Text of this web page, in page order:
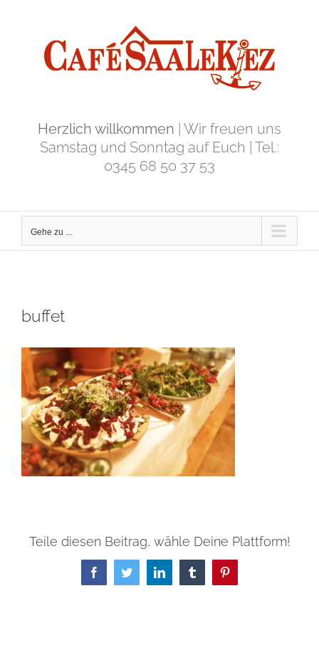
Herzlich willkommen | Wir freuen uns
Samstag und Sonntag auf Euch | Tel.:
0345 68 50 37 53
Gehe zu ...
buffet
Teile diesen Beitrag, wähle Deine Plattform!
FacebookTwitterLinkedIn Tumblr